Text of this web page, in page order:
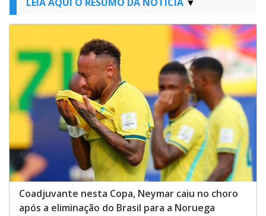
Coadjuvante nesta Copa, Neymar caiu no choro
após a eliminação do Brasil para a Noruega